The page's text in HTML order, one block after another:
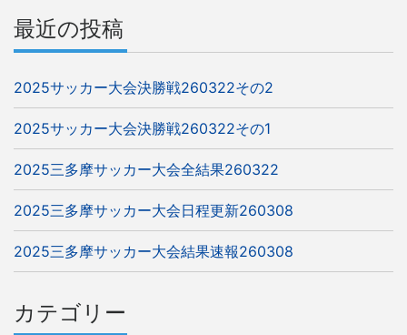
最近の投稿
2025サッカー大会決勝戦260322その2
2025サッカー大会決勝戦260322その1
2025三多摩サッカー大会全結果260322
2025三多摩サッカー大会日程更新260308
2025三多摩サッカー大会結果速報260308
カテゴリー